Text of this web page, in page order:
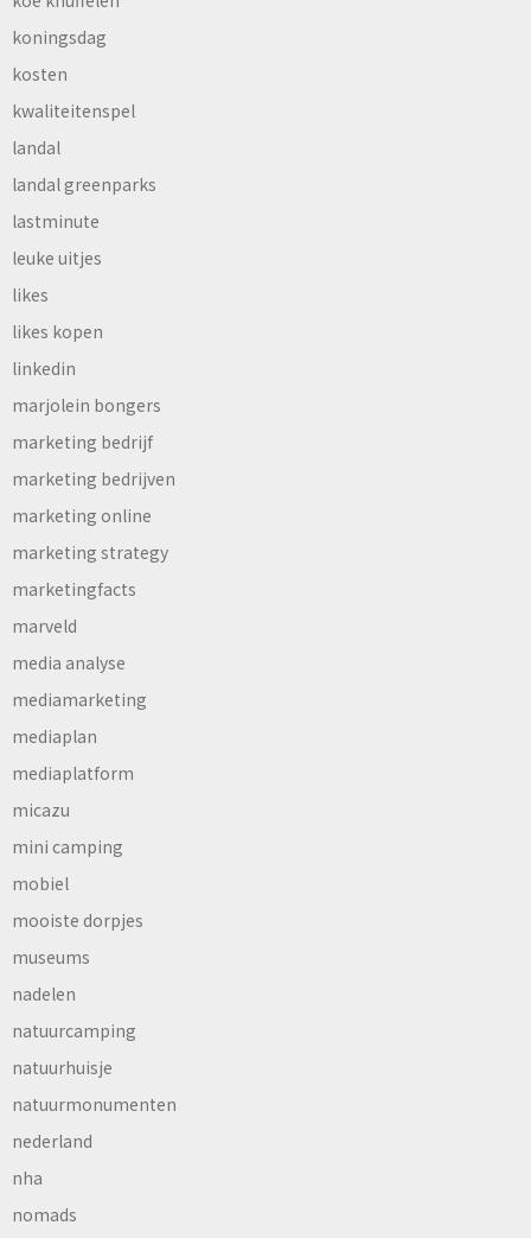
koningsdag
kosten
kwaliteitenspel
landal
landal greenparks
lastminute
leuke uitjes
likes
likes kopen
linkedin
marjolein bongers
marketing bedrijf
marketing bedrijven
marketing online
marketing strategy
marketingfacts
marveld
media analyse
mediamarketing
mediaplan
mediaplatform
micazu
mini camping
mobiel
mooiste dorpjes
museums
nadelen
natuurcamping
natuurhuisje
natuurmonumenten
nederland
nha
nomads